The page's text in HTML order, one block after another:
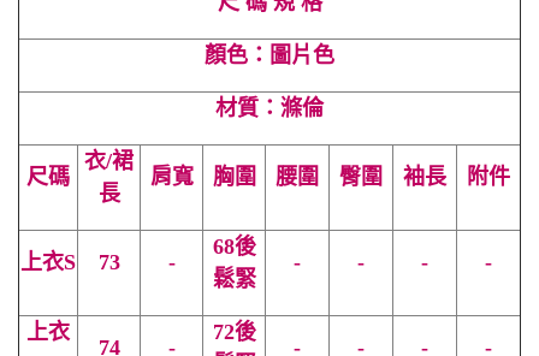
顏色：圖片色
材質：滌倫
尺碼
衣/裙
長
肩寬 胸圍 腰圍 臀圍 袖長 附件
上衣S 73 -
68後
鬆緊
- - - -
上衣
74 -
72後
- - - -